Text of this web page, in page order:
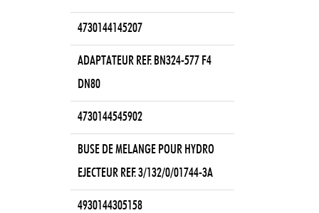
4730144145207
ADAPTATEUR REF. BN324-577 F4
DN80
4730144545902
BUSE DE MELANGE POUR HYDRO
EJECTEUR REF. 3/132/0/01744-3A
4930144305158